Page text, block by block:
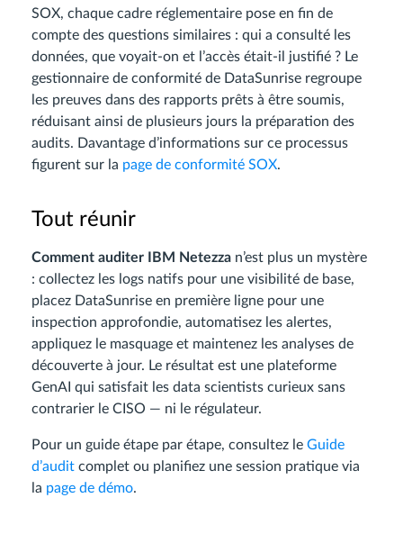
SOX, chaque cadre réglementaire pose en fin de
compte des questions similaires : qui a consulté les
données, que voyait-on et l’accès était-il justifié ? Le
gestionnaire de conformité de DataSunrise regroupe
les preuves dans des rapports prêts à être soumis,
réduisant ainsi de plusieurs jours la préparation des
audits. Davantage d’informations sur ce processus
figurent sur la page de conformité SOX.
Tout réunir
Comment auditer IBM Netezza n’est plus un mystère
: collectez les logs natifs pour une visibilité de base,
placez DataSunrise en première ligne pour une
inspection approfondie, automatisez les alertes,
appliquez le masquage et maintenez les analyses de
découverte à jour. Le résultat est une plateforme
GenAI qui satisfait les data scientists curieux sans
contrarier le CISO — ni le régulateur.
Pour un guide étape par étape, consultez le Guide
d’audit complet ou planifiez une session pratique via
la page de démo.